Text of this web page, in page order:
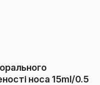
носа 15ml/0.5